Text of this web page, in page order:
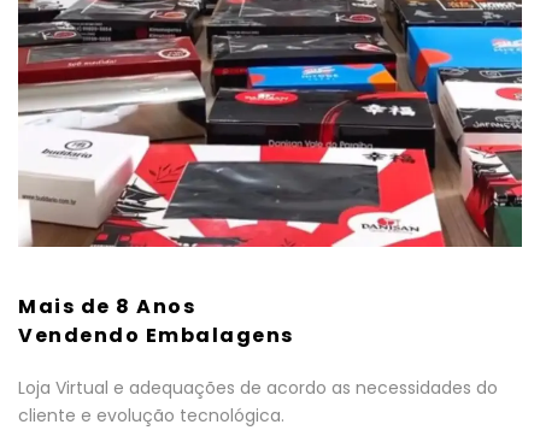
Mais de 8 Anos
Vendendo Embalagens
Loja Virtual e adequações de acordo as necessidades do
cliente e evolução tecnológica.